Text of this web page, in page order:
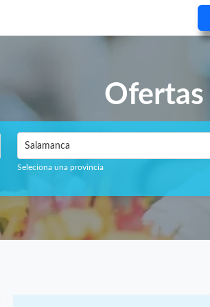
Ofertas
Salamanca
Seleciona una provincia